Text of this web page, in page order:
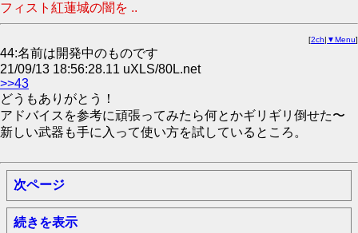
フィスト紅蓮城の闇を ..
[2ch| ▼Menu]
44:名前は開発中のものです
21/09/13 18:56:28.11 uXLS/80L.net
>>43
どうもありがとう！
アドバイスを参考に頑張ってみたら何とかギリギリ倒せた〜
新しい武器も手に入って使い方を試しているところ。
次ページ
続きを表示